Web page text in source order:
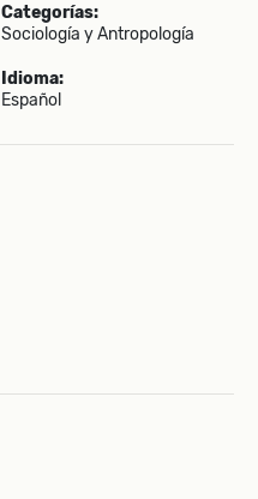
Categorías:
Sociología y Antropología
Idioma:
Español